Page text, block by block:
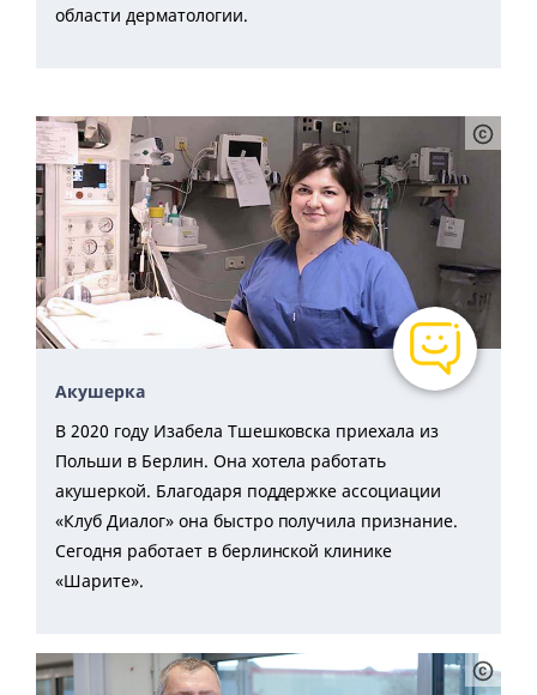
области дерматологии.
Акушерка
В 2020 году Изабела Тшешковска приехала из
Польши в Берлин. Она хотела работать
акушеркой. Благодаря поддержке ассоциации
«Клуб Диалог» она быстро получила признание.
Сегодня работает в берлинской клинике
«Шарите».